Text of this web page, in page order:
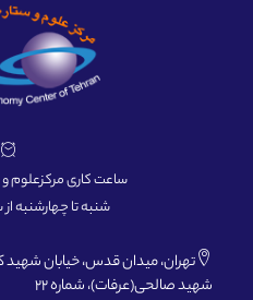
ساعت کاری مرکزعلوم
شنبه تا چهارشنبه از ساعت 8
تهران، میدان قدس، خیابان شهید
شهید صالحی(عرفات)، شماره 22